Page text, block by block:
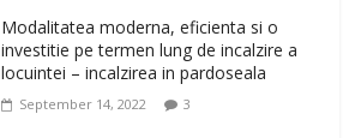
cu Flexor Fitness-dispozitiv pentru
tonifiere muschi
February 10, 2026 0
Modalitatea moderna, eficienta si o
investitie pe termen lung de incalzire a
locuintei – incalzirea in pardoseala
September 14, 2022 3